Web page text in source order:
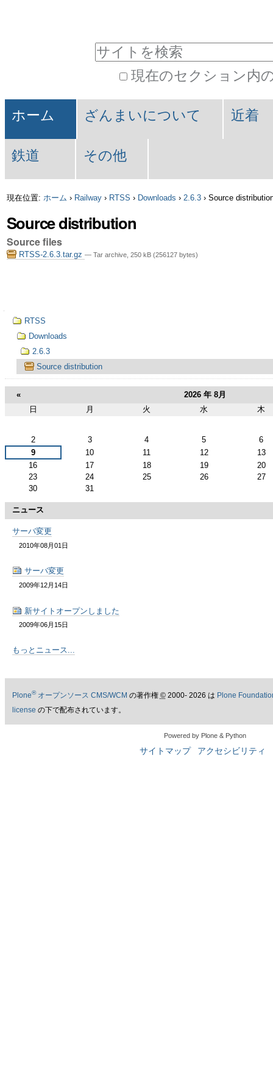
ツ
飛
ぶ
|
ナ
ビ
シ
ョ
ン
に
ぶ
ル
ツ
ー
ル
現在のセクション内
細
索
セ
ク
シ
ョ
ン
ホーム ざんまいについて 近着
鉄道 その他
現在位置: ホーム › Railway › RTSS › Downloads › 2.6.3 › Source
Source distribution
Source files
RTSS-2.6.3.tar.gz — Tar archive, 250 kB (256127 bytes)
ン
RTSS
Downloads
2.6.3
Source distribution
« 2026 年 8月
日 月 火 水 木
2 3 4 5
6
9
10 11 12
13
16
17 18 19
20
23
24 25 26
27
30
31
ニュース
サーバ変更
2010年08月01日
サーバ変更
2009年12月14日
新サイトオープンしました
2009年06月15日
もっとニュース...
Plone®オープンソース CMS/WCM の著作権 ©2000- 2026 は Plone
license の下で配布されています。
Powered by Plone & Python
サイトマップ アクセシビリティ